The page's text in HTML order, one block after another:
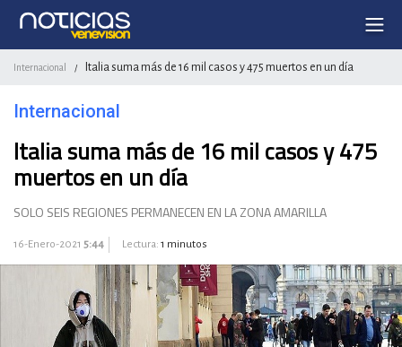
Internacional / Italia suma más de 16 mil casos y 475 muertos en un día
Internacional
Italia suma más de 16 mil casos y 475
muertos en un día
SOLO SEIS REGIONES PERMANECEN EN LA ZONA AMARILLA
16-Enero-2021 5:44 Lectura: 1 minutos